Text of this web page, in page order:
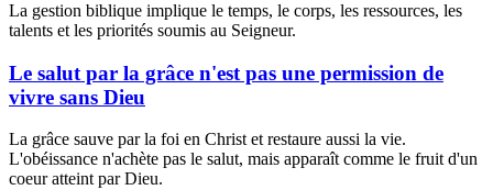
La gestion biblique implique le temps, le corps, les ressources, les
talents et les priorités soumis au Seigneur.
Le salut par la grâce n'est pas une permission de
vivre sans Dieu
La grâce sauve par la foi en Christ et restaure aussi la vie.
L'obéissance n'achète pas le salut, mais apparaît comme le fruit d'un
coeur atteint par Dieu.